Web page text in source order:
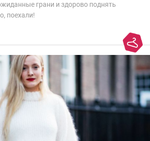
грани и здорово поднять
поехали!